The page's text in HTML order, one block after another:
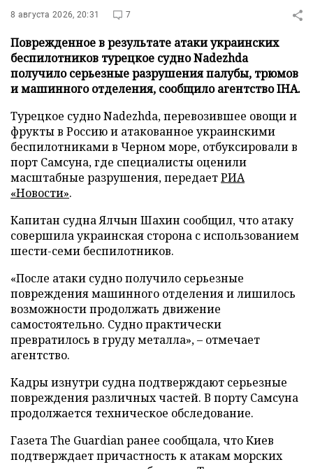
8 августа 2026, 20:31 7
Поврежденное в результате атаки украинских
беспилотников турецкое судно Nadezhda
получило серьезные разрушения палубы, трюмов
и машинного отделения, сообщило агентство IHA.
Турецкое судно Nadezhda, перевозившее овощи и
фрукты в Россию и атакованное украинскими
беспилотниками в Черном море, отбуксировали в
порт Самсуна, где специалисты оценили
масштабные разрушения, передаетРИА
«Новости».
Капитан судна Ялчын Шахин сообщил, что атаку
совершила украинская сторона с использованием
шести-семи беспилотников.
«После атаки судно получило серьезные
повреждения машинного отделения и лишилось
возможности продолжать движение
самостоятельно. Судно практически
превратилось в груду металла», – отмечает
агентство.
Кадры изнутри судна подтверждают серьезные
повреждения различных частей. В порту Самсуна
продолжается техническое обследование.
Газета The Guardian ранее сообщала, что Киев
подтверждает причастность к атакам морских